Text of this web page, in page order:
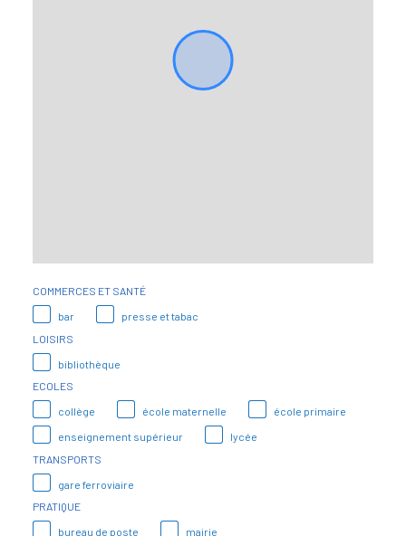
COMMERCES ET SANTÉ
bar
presse et tabac
LOISIRS
bibliothèque
ECOLES
collège
école maternelle école primaire
enseignement supérieur
lycée
TRANSPORTS
gare ferroviaire
PRATIQUE
bureau de poste
mairie